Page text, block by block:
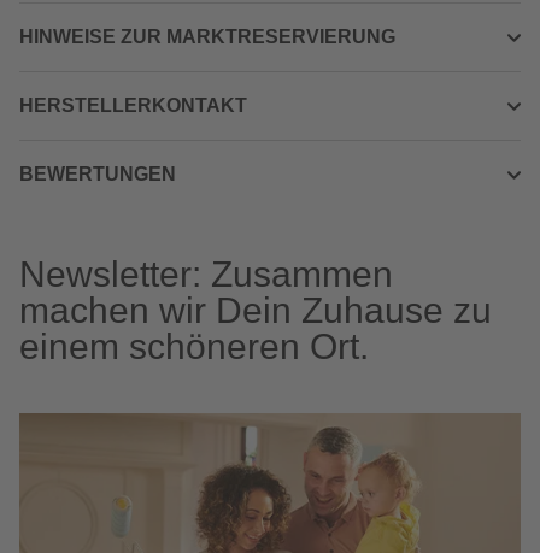
HINWEISE ZUR MARKTRESERVIERUNG
HERSTELLERKONTAKT
BEWERTUNGEN
Newsletter: Zusammen
machen wir Dein Zuhause zu
einem schöneren Ort.